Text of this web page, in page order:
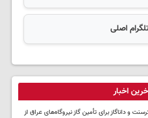
اصلی
اخبار
و داناگاز برای تأمین گاز نیروگاه‌های عراق از